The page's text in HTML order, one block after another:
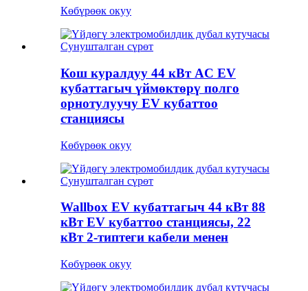
Көбүрөөк окуу
Кош куралдуу 44 кВт AC EV
кубаттагыч үймөктөрү полго
орнотулуучу EV кубаттоо
станциясы
Көбүрөөк окуу
Wallbox EV кубаттагыч 44 кВт 88
кВт EV кубаттоо станциясы, 22
кВт 2-типтеги кабели менен
Көбүрөөк окуу